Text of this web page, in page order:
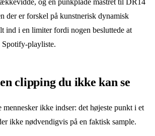
der er forskel på kunstnerisk dynamisk
ind i en limiter fordi nogen besluttede at
Spotify-playliste.
clipping du ikke kan se
mennesker ikke indser: det højeste punkt i et
ikke nødvendigvis på en faktisk sample.